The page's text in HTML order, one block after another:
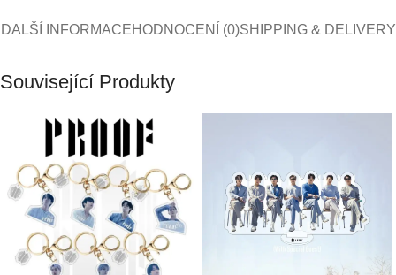
DALŠÍ INFORMACEHODNOCENÍ (0)SHIPPING & DELIVERY
Související Produkty